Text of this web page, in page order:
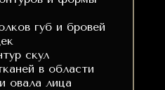
губ и бровей
скул
в области
овала лица